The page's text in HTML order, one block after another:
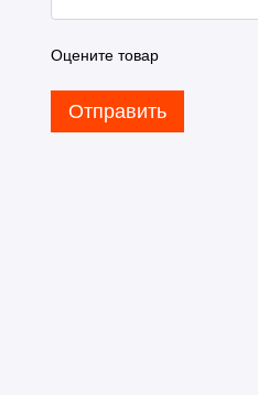
Оцените товар
Отправить